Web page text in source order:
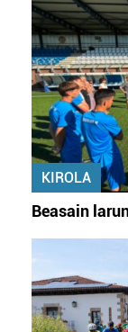
Bazkide
interes
bazkideen
duten interes
dezakezun
Lortu zure datu
buruzko
datuen atalean.
zure baimena
Webgune
fitxategiak
zerbitzuak
KIROLA
Beasain